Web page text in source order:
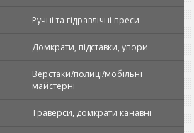
Ручні та гідравлічні преси
Домкрати, підставки, упори
Верстаки/полиці/мобільні
майстерні
Траверси, домкрати канавні